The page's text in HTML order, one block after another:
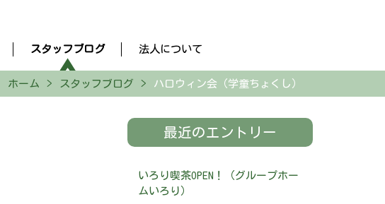
スタッフブログ 法人について
ホーム スタッフブログ ハロウィン会（学童ちょくし）
最近のエントリー
いろり喫茶OPEN！（グループホー
ムいろり）